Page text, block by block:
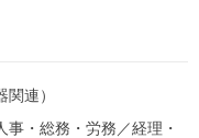
連）
事・総務・労務 ／経理・